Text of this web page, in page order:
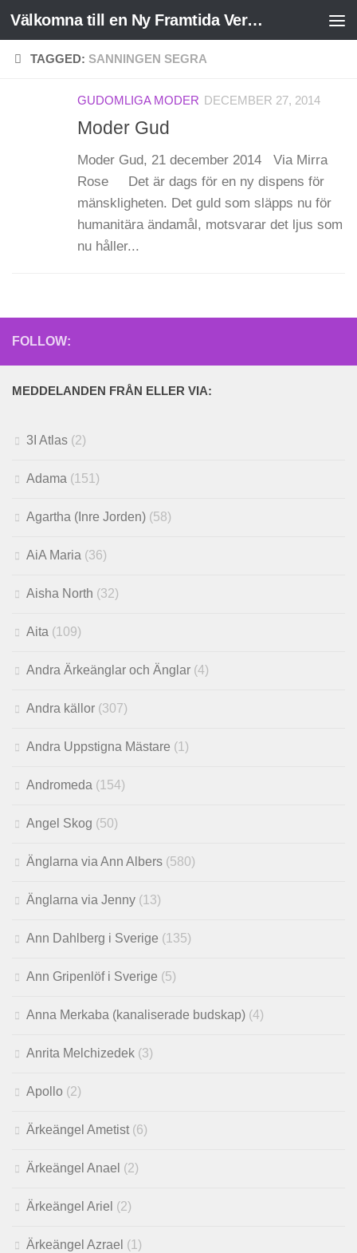
Skip to content Välkomna till en Ny Framtida Verklighet
TAGGED: SANNINGEN SEGRA
GUDOMLIGA MODER DECEMBER 27, 2014
Moder Gud
Moder Gud, 21 december 2014 Via Mirra
Rose Det är dags för en ny dispens för
mänskligheten. Det guld som släpps nu för
humanitära ändamål, motsvarar det ljus som
nu håller...
FOLLOW:
MEDDELANDEN FRÅN ELLER VIA:
3I Atlas (2)
Adama (151)
Agartha (Inre Jorden) (58)
AiA Maria (36)
Aisha North (32)
Aita (109)
Andra Ärkeänglar och Änglar (4)
Andra källor (307)
Andra Uppstigna Mästare (1)
Andromeda (154)
Angel Skog (50)
Änglarna via Ann Albers (580)
Änglarna via Jenny (13)
Ann Dahlberg i Sverige (135)
Ann Gripenlöf i Sverige (5)
Anna Merkaba (kanaliserade budskap) (4)
Anrita Melchizedek (3)
Apollo (2)
Ärkeängel Ametist(6)
Ärkeängel Anael (2)
Ärkeängel Ariel (2)
Ärkeängel Azrael (1)